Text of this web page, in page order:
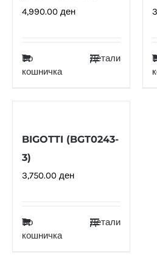
4,990.00 ден
Во
кошничка
Детали
BIGOTTI (BGT0243-
3)
3,750.00 ден
Во
кошничка
Детали